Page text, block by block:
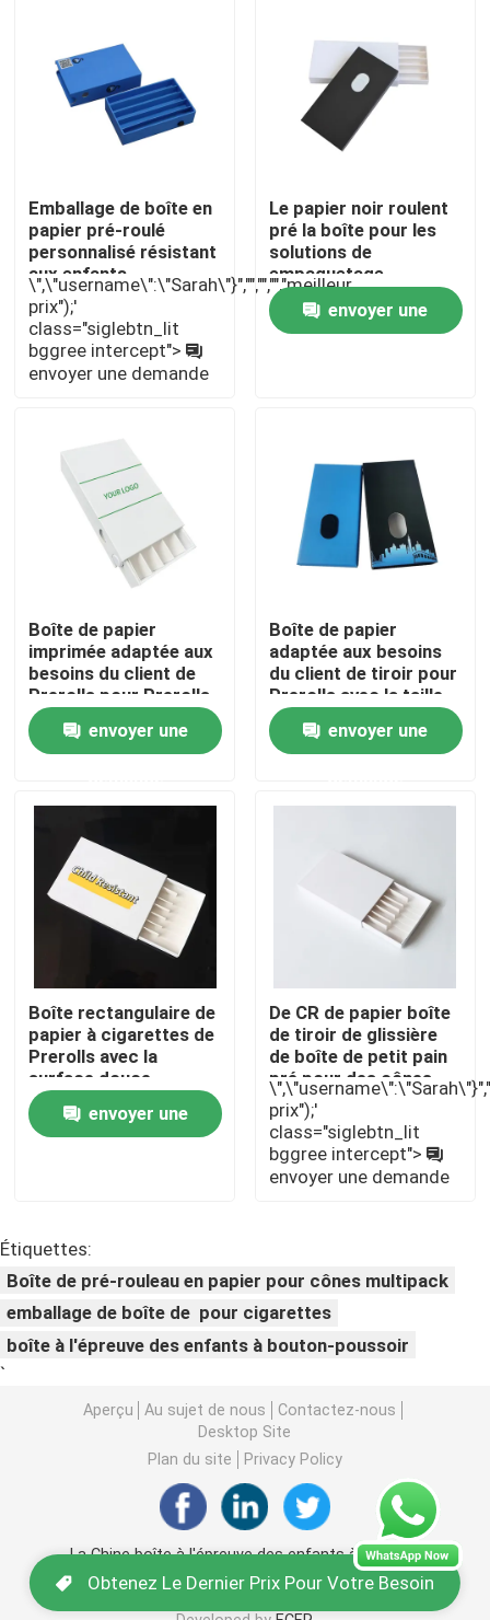
Maison
Produits
Vidéos
À propos de nous
Contrôle de qualité
Contactez-nous
Cas
Pack de mauvaises herbes personnalisé
Emballage de mauvaises herbes Mylar
Pot en verre de mauvaise herbe
Pot de mauvaises herbes en plastique
Seringue en verre Luer Lock
Empaquetez pré la boîte de petit pain
Emballage de la cartouche vape
Emballage de boîte en
papier pré-roulé
personnalisé résistant
aux enfants
\",\"username\":\"Sarah\"}","","","","meilleur
prix");'
class="siglebtn_lit
bggree intercept">
envoyer une demande
Le papier noir roulent
pré la boîte pour les
solutions de
empaquetage
envoyer une
Boîte de papier
imprimée adaptée aux
besoins du client de
Prerolls pour Prerolls
envoyer une
Boîte de papier
adaptée aux besoins
du client de tiroir pour
Prerolls avec la taille
faite sur commande
envoyer une
Boîte rectangulaire de
papier à cigarettes de
Prerolls avec la
surface douce
envoyer une
De CR de papier boîte
de tiroir de glissière
de boîte de petit pain
pré pour des cônes
d'emballage collectif
prix");'
class="siglebtn_lit
bggree intercept">
envoyer une demande
Étiquettes:
Boîte de pré-rouleau en papier pour cônes multipack
emballage de boîte de pour cigarettes
boîte à l'épreuve des enfants à bouton-poussoir
Obtenez Le Dernier Prix Pour Votre Besoin
`
Aperçu Au sujet de nous
Contactez-nous
Desktop Site
Plan du site
Privacy Policy
La Chine boîte à l'épreuve des enfants à bouton-
poussoirSupplier.Copyright © 2025 Qingdao